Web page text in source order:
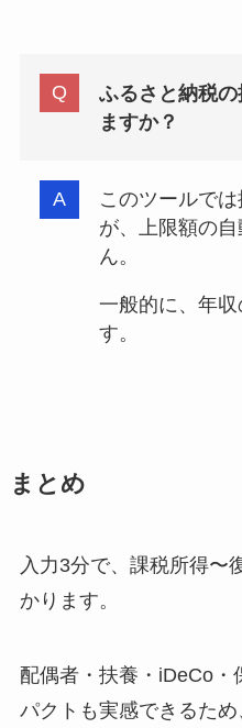
ふるさと納税
ますか？
このツールで
が、上限額の
ん。
一般的に、年
す。
まとめ
入力3分で、課税所得〜
かります。
配偶者・扶養・iDeCo・
パクトも実感できるた